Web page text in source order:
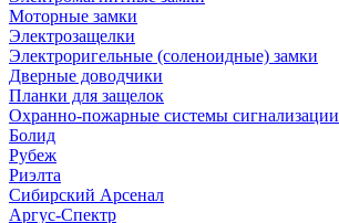
Моторные замки
Электрозащелки
Электроригельные (cоленоидные) замки
Дверные доводчики
Планки для защелок
Охранно-пожарные системы сигнализации
Болид
Рубеж
Риэлта
Сибирский Арсенал
Аргус-Спектр